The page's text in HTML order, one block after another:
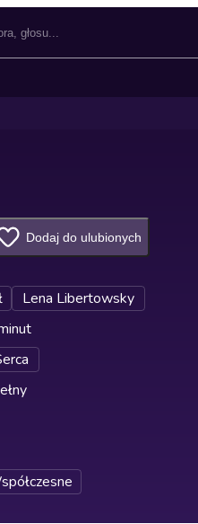
Dodaj do ulubionych
Lena Libertowsky